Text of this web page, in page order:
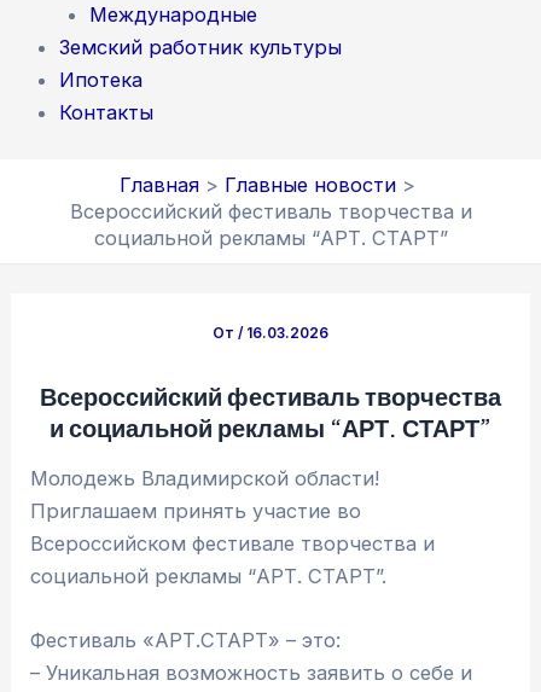
Международные
Земский работник культуры
Ипотека
Контакты
Главная
Главные новости
Всероссийский фестиваль творчества и
социальной рекламы “АРТ. СТАРТ”
От / 16.03.2026
Всероссийский фестиваль творчества
и социальной рекламы “АРТ. СТАРТ”
Молодежь Владимирской области!
Приглашаем принять участие во
Всероссийском фестивале творчества и
социальной рекламы “АРТ. СТАРТ”.
Фестиваль «АРТ.СТАРТ» – это:
– Уникальная возможность заявить о себе и